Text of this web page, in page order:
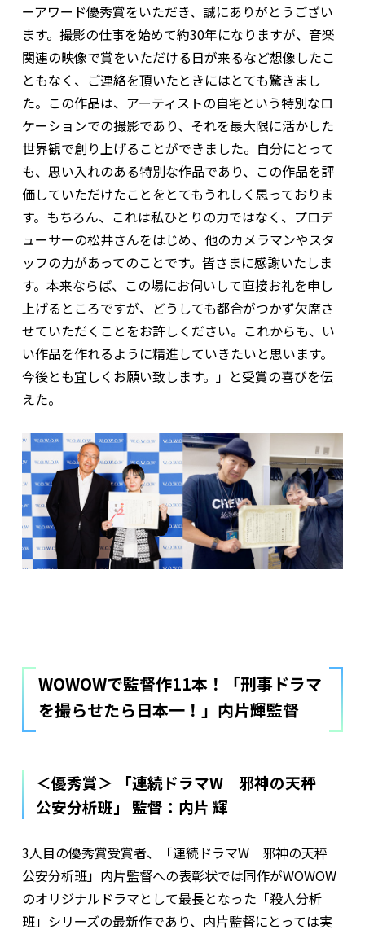
ーアワード優秀賞をいただき、誠にありがとうござい
ます。撮影の仕事を始めて約30年になりますが、音楽
関連の映像で賞をいただける日が来るなど想像したこ
ともなく、ご連絡を頂いたときにはとても驚きまし
た。この作品は、アーティストの自宅という特別なロ
ケーションでの撮影であり、それを最大限に活かした
世界観で創り上げることができました。自分にとって
も、思い入れのある特別な作品であり、この作品を評
価していただけたことをとてもうれしく思っておりま
す。もちろん、これは私ひとりの力ではなく、プロデ
ューサーの松井さんをはじめ、他のカメラマンやスタ
ッフの力があってのことです。皆さまに感謝いたしま
す。本来ならば、この場にお伺いして直接お礼を申し
上げるところですが、どうしても都合がつかず欠席さ
せていただくことをお許しください。これからも、い
い作品を作れるように精進していきたいと思います。
今後とも宜しくお願い致します。」と受賞の喜びを伝
えた。
WOWOWで監督作11本！「刑事ドラマ
を撮らせたら日本一！」内片輝監督
＜優秀賞＞ 「連続ドラマW 邪神の天秤
公安分析班」 監督：内片 輝
3人目の優秀賞受賞者、「連続ドラマW 邪神の天秤
公安分析班」内片監督への表彰状では同作がWOWOW
のオリジナルドラマとして最長となった「殺人分析
班」シリーズの最新作であり、内片監督にとっては実